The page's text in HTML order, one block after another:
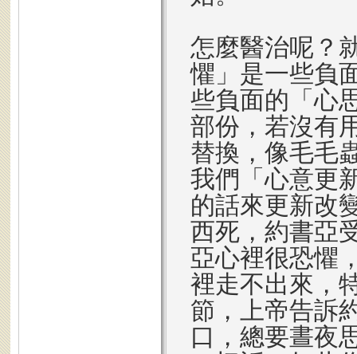
怎麼醫治呢？
懼」是一些負
些負面的「心
部份，若沒有
替換，像毛毛
我們「心意更
的話來更新改
西死，約書亞
亞心裡很恐懼
裡走不出來，
節，上帝告訴
口，總要晝夜